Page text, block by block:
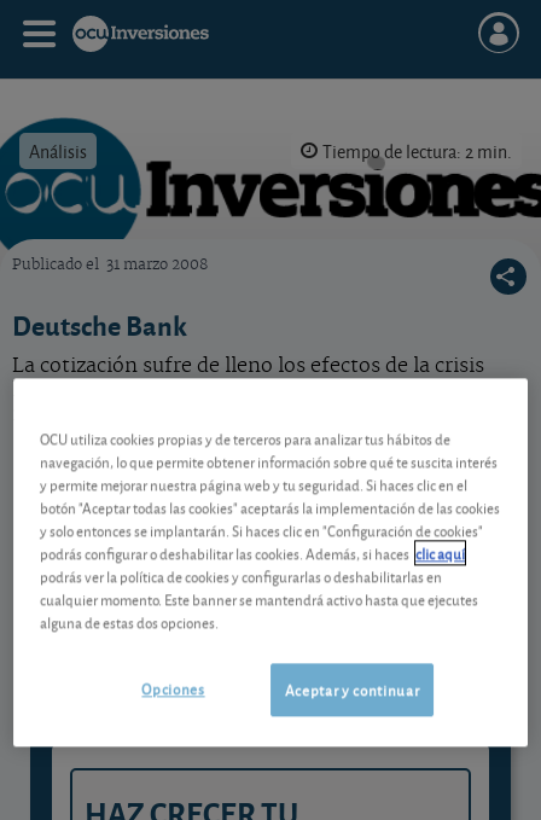
Análisis Tiempo de lectura: 2 min.
Publicado el 31 marzo 2008
Deutsche Bank
La cotización sufre de lleno los efectos de la crisis
Contenido reservado a SOCIOS
Gestiona tu dinero con visión
experta
para ti
OCU utiliza cookies propias y de terceros para analizar tus hábitos de
navegación, lo que permite obtener información sobre qué te suscita interés
y permite mejorar nuestra página web y tu seguridad. Si haces clic en el
botón "Aceptar todas las cookies" aceptarás la implementación de las cookies
y solo entonces se implantarán. Si haces clic en "Configuración de cookies"
podrás configurar o deshabilitar las cookies. Además, si haces clic aquí
podrás ver la política de cookies y configurarlas o deshabilitarlas en
cualquier momento. Este banner se mantendrá activo hasta que ejecutes
alguna de estas dos opciones.
Aceptar y continuar
Opciones